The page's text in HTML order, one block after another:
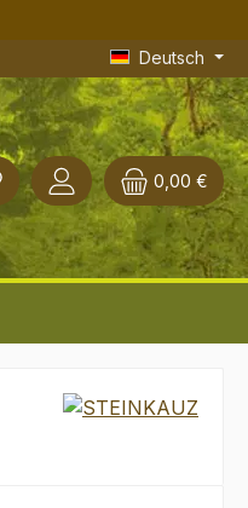
Deutsch
0,00 €